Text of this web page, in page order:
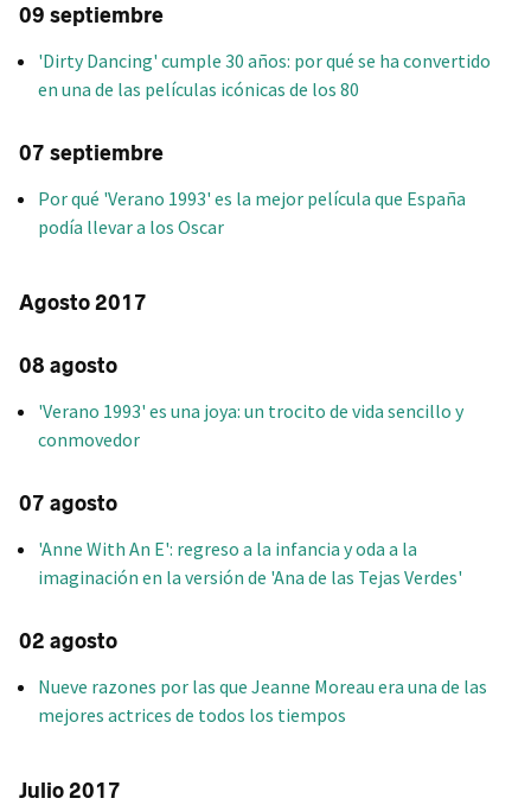
09 septiembre
'Dirty Dancing' cumple 30 años: por qué se ha convertido
en una de las películas icónicas de los 80
07 septiembre
Por qué 'Verano 1993' es la mejor película que España
podía llevar a los Oscar
Agosto 2017
08 agosto
'Verano 1993' es una joya: un trocito de vida sencillo y
conmovedor
07 agosto
'Anne With An E': regreso a la infancia y oda a la
imaginación en la versión de 'Ana de las Tejas Verdes'
02 agosto
Nueve razones por las que Jeanne Moreau era una de las
mejores actrices de todos los tiempos
Julio 2017